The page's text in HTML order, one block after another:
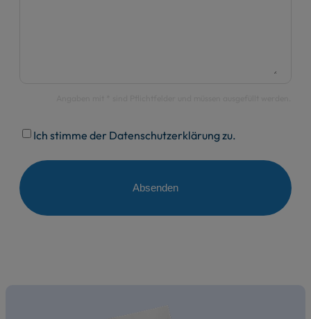
Einwilligung
Ich stimme der Datenschutzerklärung zu.